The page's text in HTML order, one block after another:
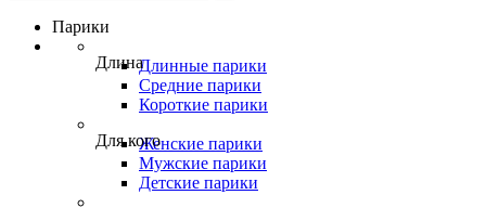
Парики
ДлинаДлинные парики
Средние парики
Короткие парики
Для когоЖенские парики
Мужские парики
Детские парики